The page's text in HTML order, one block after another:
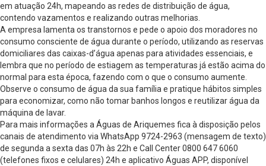
em atuação 24h, mapeando as redes de distribuição de água,
contendo vazamentos e realizando outras melhorias.
A empresa lamenta os transtornos e pede o apoio dos moradores no
consumo consciente de água durante o período, utilizando as reservas
domiciliares das caixas-d’água apenas para atividades essenciais, e
lembra que no período de estiagem as temperaturas já estão acima do
normal para esta época, fazendo com o que o consumo aumente.
Observe o consumo de água da sua família e pratique hábitos simples
para economizar, como não tomar banhos longos e reutilizar água da
máquina de lavar.
Para mais informações a Águas de Ariquemes fica à disposição pelos
canais de atendimento via WhatsApp 9724-2963 (mensagem de texto)
de segunda a sexta das 07h às 22h e Call Center 0800 647 6060
(telefones fixos e celulares) 24h e aplicativo Águas APP, disponível